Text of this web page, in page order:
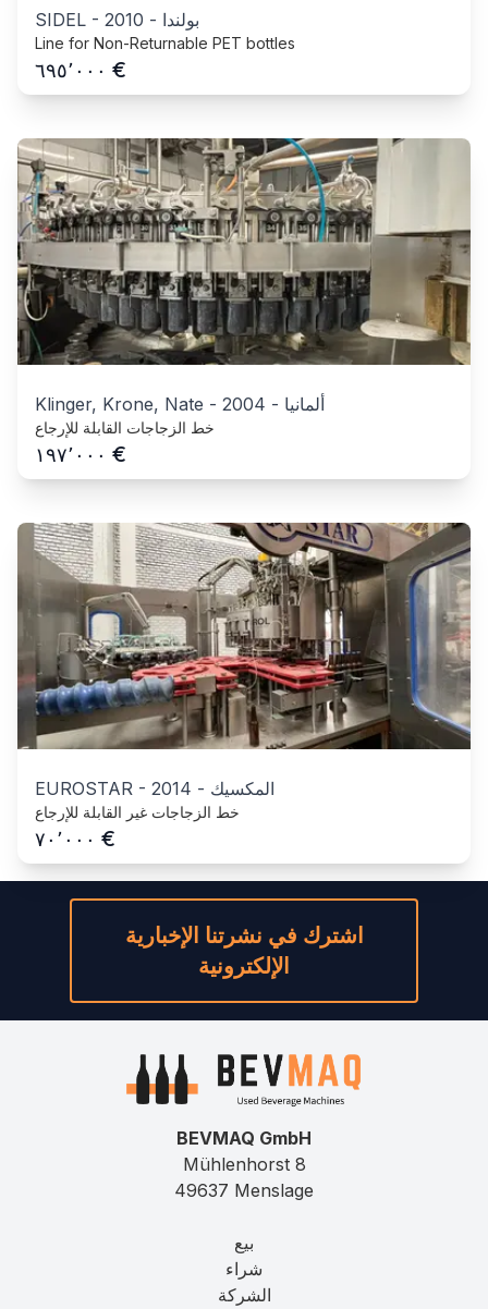
SIDEL - 2010 - بولندا
Line for Non-Returnable PET bottles
٦٩٥٬٠٠٠ €
Klinger, Krone, Nate - 2004 - ألمانيا
خط الزجاجات القابلة للإرجاع
١٩٧٬٠٠٠ €
EUROSTAR - 2014 - المكسيك
خط الزجاجات غير القابلة للإرجاع
٧٠٬٠٠٠ €
اشترك في نشرتنا الإخبارية
الإلكترونية
BEVMAQ GmbH
Mühlenhorst 8
49637 Menslage
بيع
شراء
الشركة